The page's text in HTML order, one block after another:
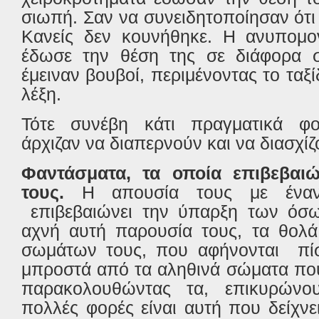
σιωπή. Σαν να συνειδητοποίησαν
Κανείς δεν κουνήθηκε. Η
έδωσε την θέση της σε διάφορα
έμειναν βουβοί, περιμένοντας το
λέξη.
Τότε συνέβη κάτι πραγματικά
άρχιζαν να διαπερνούν και να
Φαντάσματα, τα οποία
τους. Η απουσία τους με
επιβεβαιώνει την ύπαρξη των
αχνή αυτή παρουσία τους, τα
σωμάτων τους, που αφήνονται
μπροστά από τα αληθινά σώματα
παρακολουθώντας τα,
πολλές φορές είναι αυτή που